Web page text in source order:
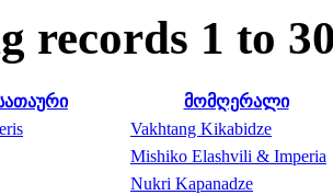
records 1 to
მომღერალი
Vakhtang Kikabidze
Mishiko Elashvili & Imperia
Nukri Kapanadze